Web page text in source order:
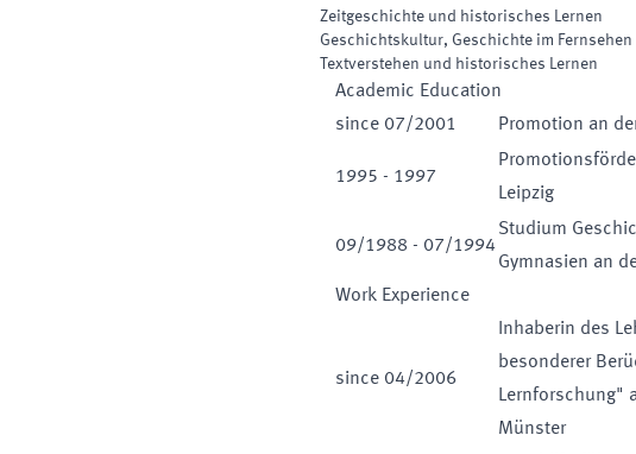
Zeitgeschichte und historisches Lernen
Geschichtskultur, Geschichte im Fernsehen
Textverstehen und historisches Lernen
Academic Education
since 07/2001 Promotion an
1995 - 1997
Leipzig
09/1988 - 07/1994
Studium
Gymnasien an
Work Experience
since 04/2006
Inhaberin des
besonderer
Lernforschung"
Münster